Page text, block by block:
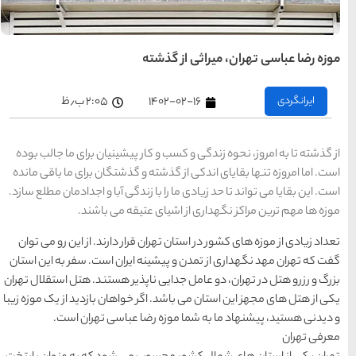
۲:۰۵ ب٫ظ
برای ما جالب بوده
گذشتگان برای ما باقی مانده
آبا و اجدادمان مطلع سازد.
می باشند.
دارند. از این رو می توان
است. سفر به این استان
هستند. هتل استقلال تهران
بازدید از یک موزه زیبا
عباسی تهران است.
های
تهران
کیش
هتل
شیراز
راهنمای
سفر به
شیراز
رزرو
هتل
های
شیراز
راهنمای
راهنمای
رزرو هتل
راهنمای